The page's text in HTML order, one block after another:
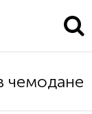
чемодане